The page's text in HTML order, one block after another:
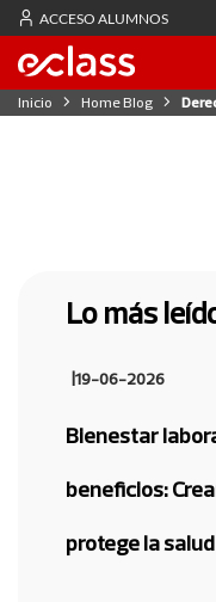
ACCESO ALUMNOS
Inicio Home Blog
Lo más
|19-06-2026
Bienestar
beneficios:
protege la